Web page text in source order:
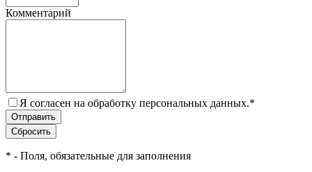
Комментарий
Я согласен на обработку персональных данных.*
* - Поля, обязательные для заполнения